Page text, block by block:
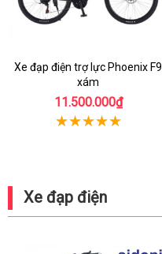
Xe đạp điện trợ lực Phoenix F9
xám
11.500.000₫
Xe đạp điện